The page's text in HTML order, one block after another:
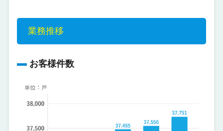
業務推移
お客様件数